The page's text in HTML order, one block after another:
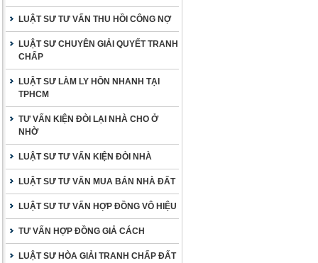
LUẬT SƯ TƯ VẤN THU HỒI CÔNG NỢ
LUẬT SƯ CHUYÊN GIẢI QUYẾT TRANH
CHẤP
LUẬT SƯ LÀM LY HÔN NHANH TẠI
TPHCM
TƯ VẤN KIỆN ĐÒI LẠI NHÀ CHO Ở
NHỜ
LUẬT SƯ TƯ VẤN KIỆN ĐÒI NHÀ
LUẬT SƯ TƯ VẤN MUA BÁN NHÀ ĐẤT
LUẬT SƯ TƯ VẤN HỢP ĐỒNG VÔ HIỆU
TƯ VẤN HỢP ĐỒNG GIẢ CÁCH
LUẬT SƯ HÒA GIẢI TRANH CHẤP ĐẤT